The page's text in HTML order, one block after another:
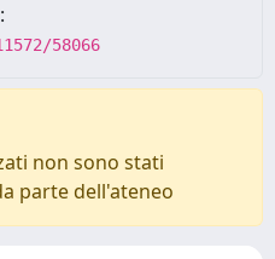
58066
non sono stati
parte dell'ateneo